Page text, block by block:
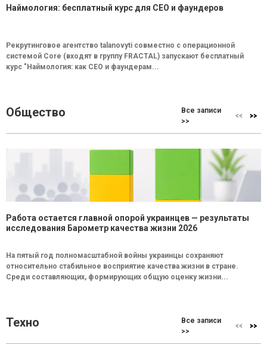
Наймология: бесплатный курс для CEO и фаундеров
Рекрутинговое агентство talanovyti совместно с операционной
системой Core (входят в группу FRACTAL) запускают бесплатный
курс "Наймология: как СEO и фаундерам...
Общество
Все записи
>>
Работа остается главной опорой украинцев — результаты
исследования Барометр качества жизни 2026
На пятый год полномасштабной войны украинцы сохраняют
относительно стабильное восприятие качества жизни в стране.
Среди составляющих, формирующих общую оценку жизни...
Техно
Все записи
>>